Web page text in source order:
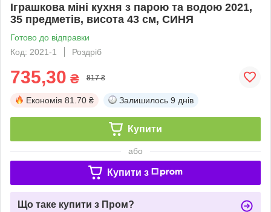
Іграшкова міні кухня з парою та водою 2021,
35 предметів, висота 43 см, СИНЯ
Готово до відправки
Код: 2021-1
Роздріб
735,30 ₴ 817 ₴
Економія 81.70 ₴ Залишилось 9 днів
Купити
або
Купити з
Що таке купити з Пром?